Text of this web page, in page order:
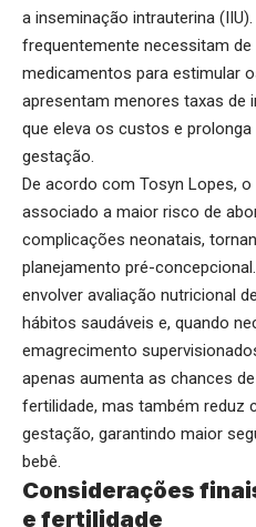
a inseminação intrauterina
frequentemente necessitam
medicamentos para estimular
apresentam menores taxas de
que eleva os custos e
gestação.
De acordo com Tosyn Lopes,
associado a maior risco de
complicações neonatais,
planejamento pré-
envolver avaliação nutricional
hábitos saudáveis e, quando
emagrecimento
apenas aumenta as chances
fertilidade, mas também reduz
gestação, garantindo maior
bebê.
Considerações
e fertilidade